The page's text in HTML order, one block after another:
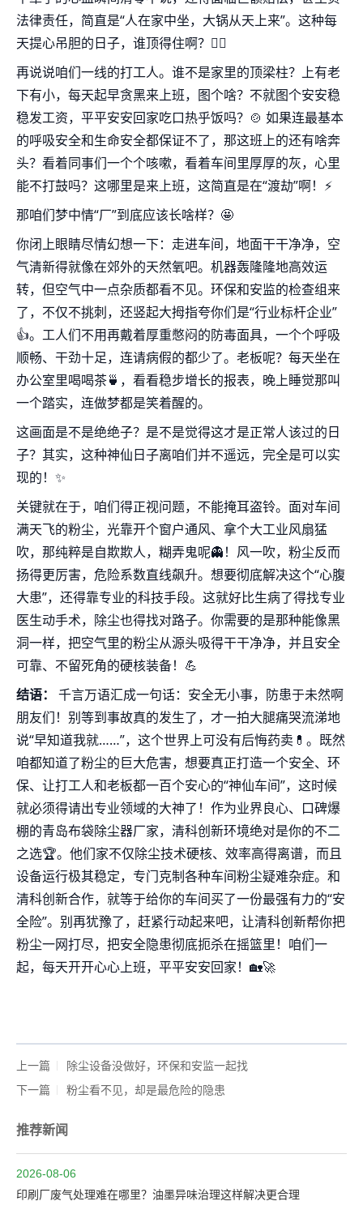
法律责任，简直是“人在家中坐，大锅从天上来”。这种每
天提心吊胆的日子，谁顶得住啊？🤦‍♂️
再说说咱们一线的打工人。谁不是家里的顶梁柱？上有老
下有小，每天起早贪黑来上班，图个啥？不就图个安安稳
稳发工资，平平安安回家吃口热乎饭吗？🍲 如果连最基本
的呼吸安全和生命安全都保证不了，那这班上的还有啥奔
头？看着同事们一个个咳嗽，看着车间里厚厚的灰，心里
能不打鼓吗？这哪里是来上班，这简直是在“渡劫”啊！⚡️
那咱们梦中情“厂”到底应该长啥样？🤩
你闭上眼睛尽情幻想一下：走进车间，地面干干净净，空
气清新得就像在郊外的天然氧吧。机器轰隆隆地高效运
转，但空气中一点杂质都看不见。环保和安监的检查组来
了，不仅不挑刺，还竖起大拇指夸你们是“行业标杆企业”
👍。工人们不用再戴着厚重憋闷的防毒面具，一个个呼吸
顺畅、干劲十足，连请病假的都少了。老板呢？每天坐在
办公室里喝喝茶🍵，看看稳步增长的报表，晚上睡觉那叫
一个踏实，连做梦都是笑着醒的。
这画面是不是绝绝子？是不是觉得这才是正常人该过的日
子？其实，这种神仙日子离咱们并不遥远，完全是可以实
现的！✨
关键就在于，咱们得正视问题，不能掩耳盗铃。面对车间
满天飞的粉尘，光靠开个窗户通风、拿个大工业风扇猛
吹，那纯粹是自欺欺人，糊弄鬼呢👻！风一吹，粉尘反而
扬得更厉害，危险系数直线飙升。想要彻底解决这个“心腹
大患”，还得靠专业的科技手段。这就好比生病了得找专业
医生动手术，除尘也得找对路子。你需要的是那种能像黑
洞一样，把空气里的粉尘从源头吸得干干净净，并且安全
可靠、不留死角的硬核装备！💪
结语：
千言万语汇成一句话：安全无小事，防患于未然啊
朋友们！别等到事故真的发生了，才一拍大腿痛哭流涕地
说“早知道我就……”，这个世界上可没有后悔药卖💊。既然
咱都知道了粉尘的巨大危害，想要真正打造一个安全、环
保、让打工人和老板都一百个安心的“神仙车间”，这时候
就必须得请出专业领域的大神了！作为业界良心、口碑爆
棚的青岛布袋除尘器厂家，清科创新环境绝对是你的不二
之选🏆。他们家不仅除尘技术硬核、效率高得离谱，而且
设备运行极其稳定，专门克制各种车间粉尘疑难杂症。和
清科创新合作，就等于给你的车间买了一份最强有力的“安
全险”。别再犹豫了，赶紧行动起来吧，让清科创新帮你把
粉尘一网打尽，把安全隐患彻底扼杀在摇篮里！咱们一
起，每天开开心心上班，平平安安回家！🏡🚀
上一篇
除尘设备没做好，环保和安监一起找
下一篇
粉尘看不见，却是最危险的隐患
推荐新闻
2026-08-06
印刷厂废气处理难在哪里？油墨异味治理这样解决更合理